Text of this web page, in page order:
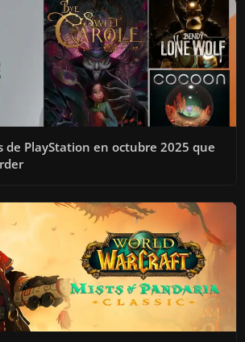
de PlayStation en octubre 2025 que